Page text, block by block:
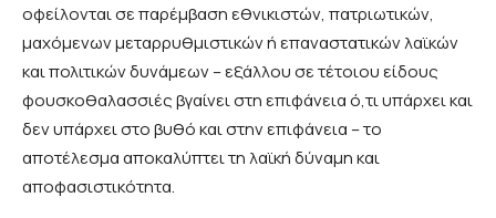
οφείλονται σε παρέμβαση εθνικιστών, πατριωτικών,
μαχόμενων μεταρρυθμιστικών ή επαναστατικών λαϊκών
και πολιτικών δυνάμεων – εξάλλου σε τέτοιου είδους
φουσκοθαλασσιές βγαίνει στη επιφάνεια ό,τι υπάρχει και
δεν υπάρχει στο βυθό και στην επιφάνεια – το
αποτέλεσμα αποκαλύπτει τη λαϊκή δύναμη και
αποφασιστικότητα.